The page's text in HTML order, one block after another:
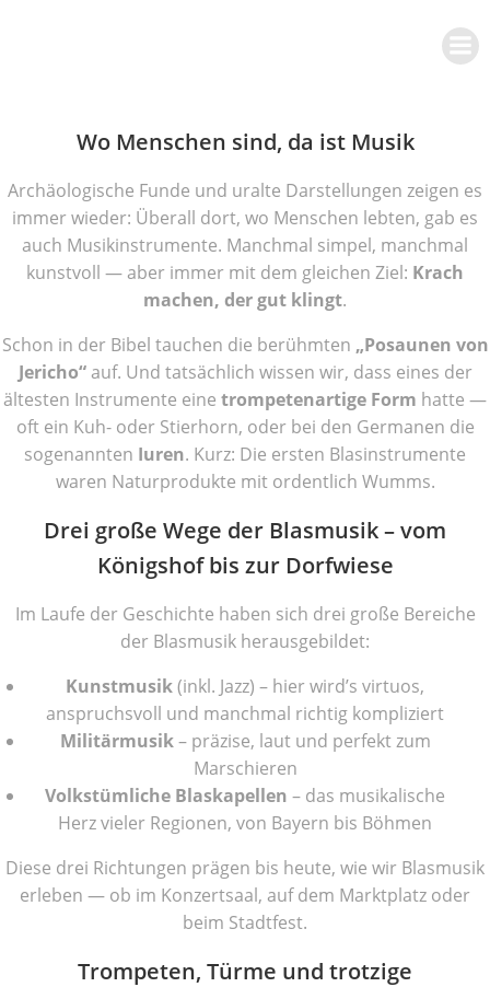
Wo Menschen sind, da ist Musik
Archäologische Funde und uralte Darstellungen zeigen es
immer wieder: Überall dort, wo Menschen lebten, gab es
auch Musikinstrumente. Manchmal simpel, manchmal
kunstvoll — aber immer mit dem gleichen Ziel: Krach
machen, der gut klingt.
Schon in der Bibel tauchen die berühmten „Posaunen von
Jericho“auf. Und tatsächlich wissen wir, dass eines der
ältesten Instrumente eine trompetenartige Form hatte —
oft ein Kuh- oder Stierhorn, oder bei den Germanen die
sogenannten Iuren. Kurz: Die ersten Blasinstrumente
waren Naturprodukte mit ordentlich Wumms.
Drei große Wege der Blasmusik – vom
Königshof bis zur Dorfwiese
Im Laufe der Geschichte haben sich drei große Bereiche
der Blasmusik herausgebildet:
Kunstmusik(inkl. Jazz) – hier wird’s virtuos,
anspruchsvoll und manchmal richtig kompliziert
Militärmusik– präzise, laut und perfekt zum
Marschieren
Volkstümliche Blaskapellen – das musikalische
Herz vieler Regionen, von Bayern bis Böhmen
Diese drei Richtungen prägen bis heute, wie wir Blasmusik
erleben — ob im Konzertsaal, auf dem Marktplatz oder
beim Stadtfest.
Trompeten, Türme und trotzige